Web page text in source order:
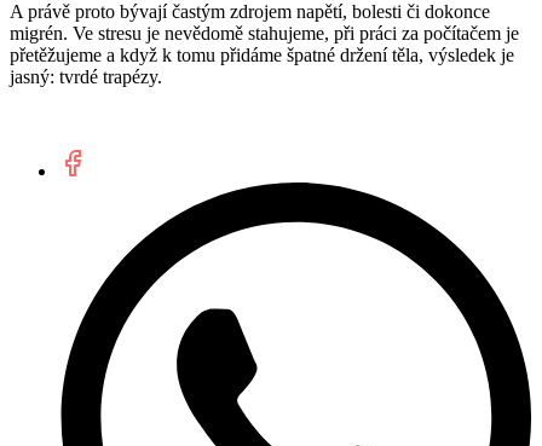
A právě proto bývají častým zdrojem napětí, bolesti či dokonce
migrén. Ve stresu je nevědomě stahujeme, při práci za počítačem je
přetěžujeme a když k tomu přidáme špatné držení těla, výsledek je
jasný: tvrdé trapézy.